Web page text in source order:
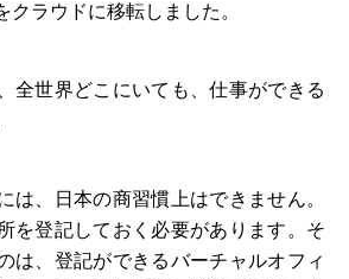
クラウドに移転しました。
全世界どこにいても、仕事ができる
は、日本の商習慣上はできません。
を登記しておく必要があります。そ
は、登記ができるバーチャルオフィ